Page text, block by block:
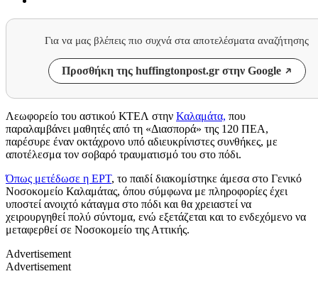
Για να μας βλέπεις πιο συχνά στα αποτελέσματα αναζήτησης
Προσθήκη της huffingtonpost.gr στην Google
Λεωφορείο του αστικού ΚΤΕΛ στην Καλαμάτα, που
παραλαμβάνει μαθητές από τη «Διασπορά» της 120 ΠΕΑ,
παρέσυρε έναν οκτάχρονο υπό αδιευκρίνιστες συνθήκες, με
αποτέλεσμα τον σοβαρό τραυματισμό του στο πόδι.
Όπως μετέδωσε η ΕΡΤ, το παιδί διακομίστηκε άμεσα στο Γενικό
Νοσοκομείο Καλαμάτας, όπου σύμφωνα με πληροφορίες έχει
υποστεί ανοιχτό κάταγμα στο πόδι και θα χρειαστεί να
χειρουργηθεί πολύ σύντομα, ενώ εξετάζεται και το ενδεχόμενο να
μεταφερθεί σε Νοσοκομείο της Αττικής.
Advertisement
Advertisement